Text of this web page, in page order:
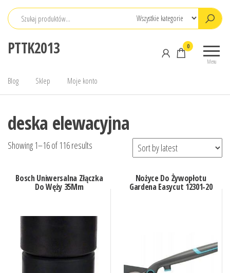
Przejdź
PTTK2013
Menu
0
Blog Sklep Moje konto
deska elewacyjna
Showing 1–16 of 116 results
Bosch Uniwersalna Złączka
Do Węży 35Mm
Nożyce Do Żywopłotu
Gardena Easycut 12301-20